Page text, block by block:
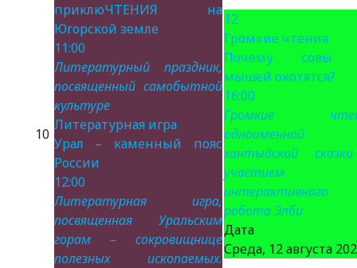
10
приклюЧТЕНИЯ на
Югорской земле
11:00
Литературный праздник,
посвященный самобытной
культуре
Литературная игра
Урал – каменный пояс
России
12:00
Литературная игра,
посвященная Уральским
горам – сокровищнице
полезных ископаемых.
12
Громкие чтения
Почему совы
мышей охотятся?
16:00
Громкие
одноименной
хантыйской
участием
интерактивного
робота Элби
Дата
Среда, 12 августа